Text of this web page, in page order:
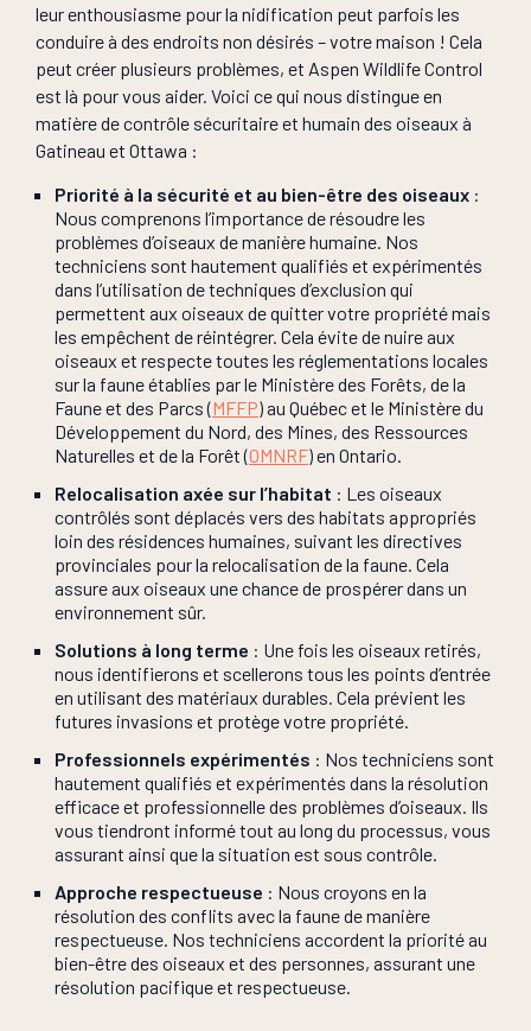
leur enthousiasme pour la nidification peut parfois les
conduire à des endroits non désirés – votre maison ! Cela
peut créer plusieurs problèmes, et Aspen Wildlife Control
est là pour vous aider. Voici ce qui nous distingue en
matière de contrôle sécuritaire et humain des oiseaux à
Gatineau et Ottawa :
Priorité à la sécurité et au bien-être des oiseaux :
Nous comprenons l’importance de résoudre les
problèmes d’oiseaux de manière humaine. Nos
techniciens sont hautement qualifiés et expérimentés
dans l’utilisation de techniques d’exclusion qui
permettent aux oiseaux de quitter votre propriété mais
les empêchent de réintégrer. Cela évite de nuire aux
oiseaux et respecte toutes les réglementations locales
sur la faune établies par le Ministère des Forêts, de la
Faune et des Parcs (MFFP) au Québec et le Ministère du
Développement du Nord, des Mines, des Ressources
Naturelles et de la Forêt (OMNRF) en Ontario.
Relocalisation axée sur l’habitat : Les oiseaux
contrôlés sont déplacés vers des habitats appropriés
loin des résidences humaines, suivant les directives
provinciales pour la relocalisation de la faune. Cela
assure aux oiseaux une chance de prospérer dans un
environnement sûr.
Solutions à long terme : Une fois les oiseaux retirés,
nous identifierons et scellerons tous les points d’entrée
en utilisant des matériaux durables. Cela prévient les
futures invasions et protège votre propriété.
Professionnels expérimentés : Nos techniciens sont
hautement qualifiés et expérimentés dans la résolution
efficace et professionnelle des problèmes d’oiseaux. Ils
vous tiendront informé tout au long du processus, vous
assurant ainsi que la situation est sous contrôle.
Approche respectueuse : Nous croyons en la
résolution des conflits avec la faune de manière
respectueuse. Nos techniciens accordent la priorité au
bien-être des oiseaux et des personnes, assurant une
résolution pacifique et respectueuse.